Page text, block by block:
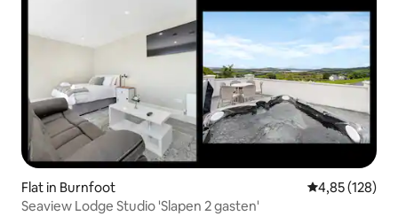
Flat in Burnfoot Gemiddelde
4,85 (128)
Seaview Lodge Studio 'Slapen 2 gasten'